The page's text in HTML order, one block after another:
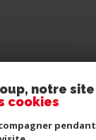
notre site
cookies
pendant